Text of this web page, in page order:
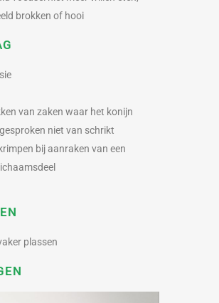
brokken of hooi
van zaken waar het konijn
niet van schrikt
bij aanraken van een
plassen